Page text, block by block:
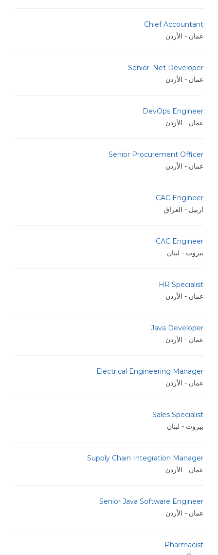
Chief Accountant
عمان - الأردن
Senior .Net Developer
عمان - الأردن
DevOps Engineer
عمان - الأردن
Senior Procurement Officer
عمان - الأردن
CAC Engineer
اربيل - العراق
CAC Engineer
بيروت - لبنان
HR Specialist
عمان - الأردن
Java Developer
عمان - الأردن
Electrical Engineering Manager
عمان - الأردن
Sales Specialist
بيروت - لبنان
Supply Chain Integration Manager
عمان - الأردن
Senior Java Software Engineer
عمان - الأردن
Pharmacist